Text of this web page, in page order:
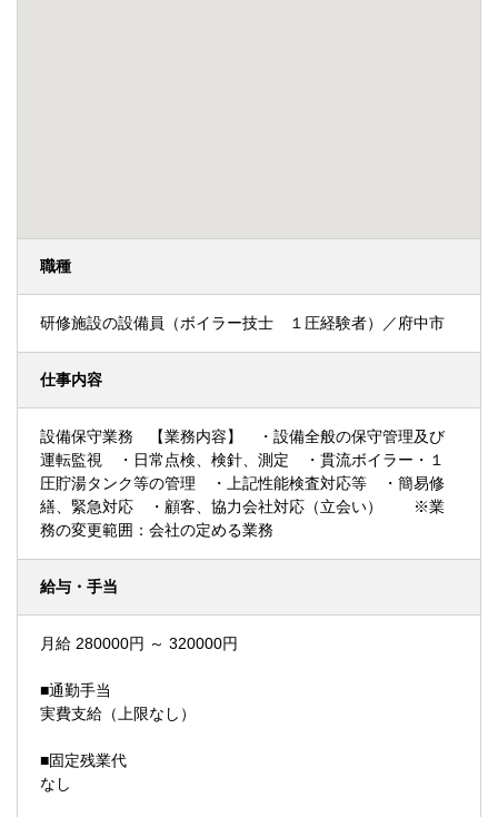
職種
研修施設の設備員（ボイラー技士 １圧経験者）／府中市
仕事内容
設備保守業務 【業務内容】 ・設備全般の保守管理及び
運転監視 ・日常点検、検針、測定 ・貫流ボイラー・１
圧貯湯タンク等の管理 ・上記性能検査対応等 ・簡易修
繕、緊急対応 ・顧客、協力会社対応（立会い） ※業
務の変更範囲：会社の定める業務
給与・手当
月給 280000円 ～ 320000円
■通勤手当
実費支給（上限なし）
■固定残業代
なし